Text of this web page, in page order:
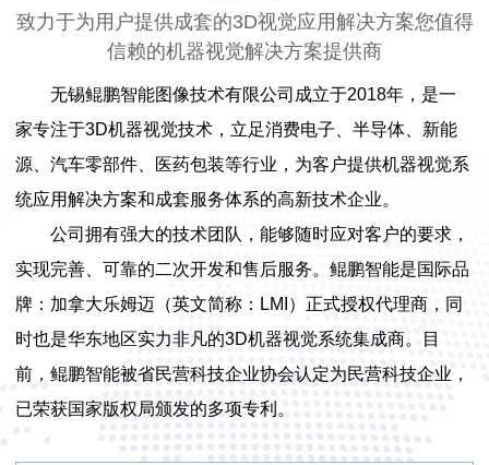
致力于为用户提供成套的3D视觉应用解决方案您值得
信赖的机器视觉解决方案提供商
无锡鲲鹏智能图像技术有限公司成立于2018年，是一
家专注于3D机器视觉技术，立足消费电子、半导体、新能
源、汽车零部件、医药包装等行业，为客户提供机器视觉系
统应用解决方案和成套服务体系的高新技术企业。
公司拥有强大的技术团队，能够随时应对客户的要求，
实现完善、可靠的二次开发和售后服务。鲲鹏智能是国际品
牌：加拿大乐姆迈（英文简称：LMI）正式授权代理商，同
时也是华东地区实力非凡的3D机器视觉系统集成商。目
前，鲲鹏智能被省民营科技企业协会认定为民营科技企业，
已荣获国家版权局颁发的多项专利。